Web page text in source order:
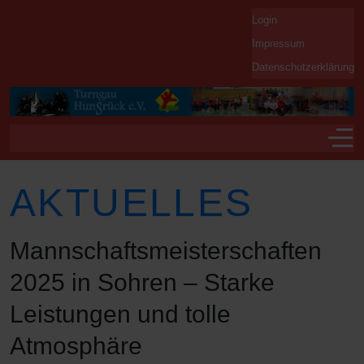
Login
Impressum
Datenschutzerklärung
Off-
AKTUELLES
Mannschaftsmeisterschaften
2025 in Sohren – Starke
Leistungen und tolle
Atmosphäre